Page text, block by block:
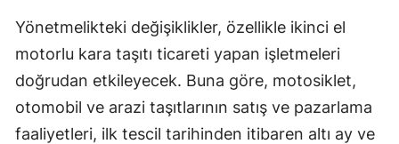
Gümüşhane
Hakkari
Hatay
Yönetmelikteki değişiklikler, özellikle ikinci el
motorlu kara taşıtı ticareti yapan işletmeleri
doğrudan etkileyecek. Buna göre, motosiklet,
otomobil ve arazi taşıtlarının satış ve pazarlama
faaliyetleri, ilk tescil tarihinden itibaren altı ay ve